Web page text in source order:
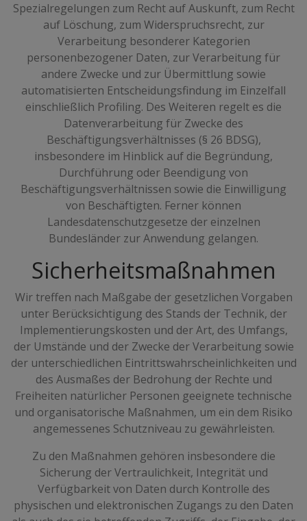
Spezialregelungen zum Recht auf Auskunft, zum Recht
auf Löschung, zum Widerspruchsrecht, zur
Verarbeitung besonderer Kategorien
personenbezogener Daten, zur Verarbeitung für
andere Zwecke und zur Übermittlung sowie
automatisierten Entscheidungsfindung im Einzelfall
einschließlich Profiling. Des Weiteren regelt es die
Datenverarbeitung für Zwecke des
Beschäftigungsverhältnisses (§ 26 BDSG),
insbesondere im Hinblick auf die Begründung,
Durchführung oder Beendigung von
Beschäftigungsverhältnissen sowie die Einwilligung
von Beschäftigten. Ferner können
Landesdatenschutzgesetze der einzelnen
Bundesländer zur Anwendung gelangen.
Sicherheitsmaßnahmen
Wir treffen nach Maßgabe der gesetzlichen Vorgaben
unter Berücksichtigung des Stands der Technik, der
Implementierungskosten und der Art, des Umfangs,
der Umstände und der Zwecke der Verarbeitung sowie
der unterschiedlichen Eintrittswahrscheinlichkeiten und
des Ausmaßes der Bedrohung der Rechte und
Freiheiten natürlicher Personen geeignete technische
und organisatorische Maßnahmen, um ein dem Risiko
angemessenes Schutzniveau zu gewährleisten.
Zu den Maßnahmen gehören insbesondere die
Sicherung der Vertraulichkeit, Integrität und
Verfügbarkeit von Daten durch Kontrolle des
physischen und elektronischen Zugangs zu den Daten